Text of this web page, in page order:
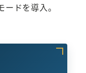
ドを導入。